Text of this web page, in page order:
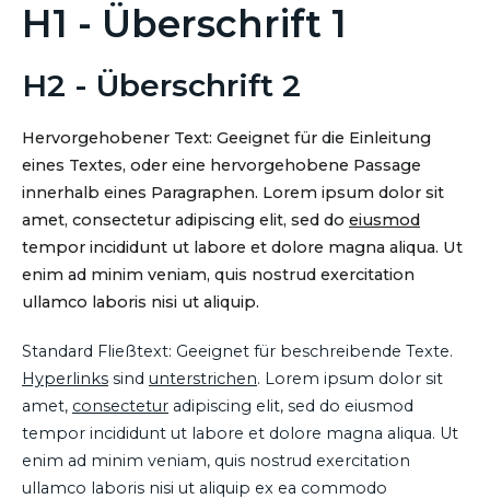
H1 - Überschrift 1
H2 - Überschrift 2
Hervorgehobener Text: Geeignet für die Einleitung
eines Textes, oder eine hervorgehobene Passage
innerhalb eines Paragraphen. Lorem ipsum dolor sit
amet, consectetur adipiscing elit, sed do eiusmod
tempor incididunt ut labore et dolore magna aliqua. Ut
enim ad minim veniam, quis nostrud exercitation
ullamco laboris nisi ut aliquip.
Standard Fließtext: Geeignet für beschreibende Texte.
Hyperlinks sind unterstrichen. Lorem ipsum dolor sit
amet, consectetur adipiscing elit, sed do eiusmod
tempor incididunt ut labore et dolore magna aliqua. Ut
enim ad minim veniam, quis nostrud exercitation
ullamco laboris nisi ut aliquip ex ea commodo